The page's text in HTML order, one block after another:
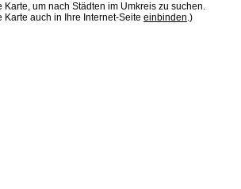
Karte, um nach Städten im Umkreis zu suchen.
Karte auch in Ihre Internet-Seite einbinden.)